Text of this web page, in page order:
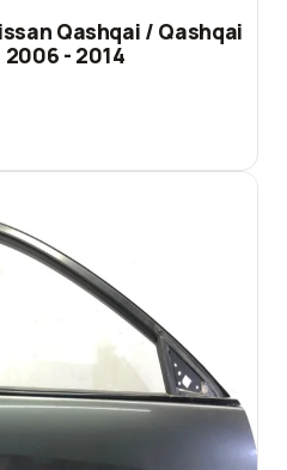
Qashqai / Qashqai
2006 - 2014